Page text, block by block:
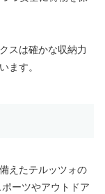
スは確かな収納力
ます。
えたテルッツォの
ーツやアウトドア